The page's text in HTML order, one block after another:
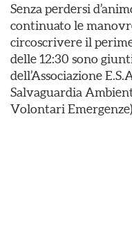
​Senza perdersi
continuato le
circoscrivere il
delle 12:30 sono
dell’Associazione
Salvaguardia
Volontari